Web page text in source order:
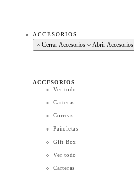
ACCESORIOS
Cerrar Accesorios Abrir Accesorios
ACCESORIOS
Ver todo
Carteras
Correas
Pañoletas
Gift Box
Ver todo
Carteras